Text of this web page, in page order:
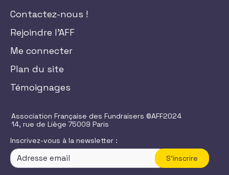
Contactez-nous !
Rejoindre l'AFF
Me connecter
Plan du site
Témoignages
Association Française des Fundraisers ©AFF2024
14, rue de Liège 75009 Paris
Inscrivez-vous à la newsletter :
S'inscrire